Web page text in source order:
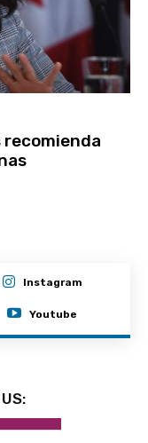
recomienda
Instagram
Youtube